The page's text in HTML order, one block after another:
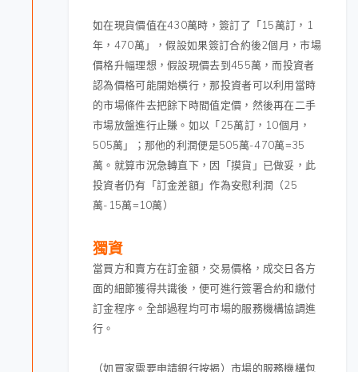
如在現貨價值在430萬時，簽訂了「15萬訂，1
年，470萬」，假設如果簽訂合約後2個月，市場
價格升幅理想，假設現價去到455萬，而投資者
認為價格可能開始橫行，那投資者可以利用當時
的市場條件去把餘下時間值定價，然後再在二手
市場放盤進行止賺。如以「25萬訂，10個月，
505萬」；那他的利潤便是505萬-470萬=35
萬。就算市況急轉直下，因「摸貨」已做妥，此
投資者仍有「訂金差額」作為安慰利潤（25
萬-15萬=10萬）
獨資
當買方和賣方在訂金額，交易價格，成交日各方
面的細節獲得共識後，便可進行簽署合約和繳付
訂金程序。 全部過程均可市場的服務機構協調進
行。
（如買家需要申請銀行按揭）市場的服務機構包